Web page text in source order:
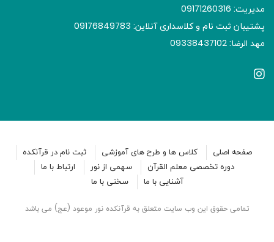
مدیریت: 09171260316
پشتیبان ثبت نام و کلاسداری آنلاین: 09176849783
مهد الرضا: 09338437102
صفحه اصلی کلاس ها و طرح های آموزشی
ثبت نام در قرآنکده
دوره تخصصی معلم القرآن
سهمی از نور
ارتباط با ما
آشنایی با ما
سخنی با ما
تمامی حقوق این وب سایت متعلق به قرآنکده نور موعود (عج) می باشد